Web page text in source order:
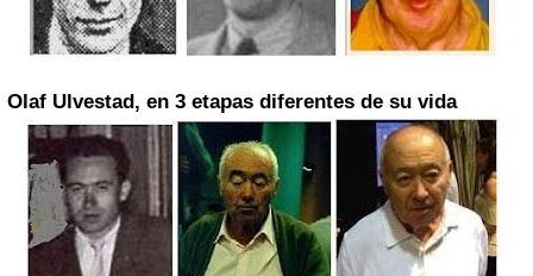
Olaf Ulvestad, en 3 etapas diferentes de su vida